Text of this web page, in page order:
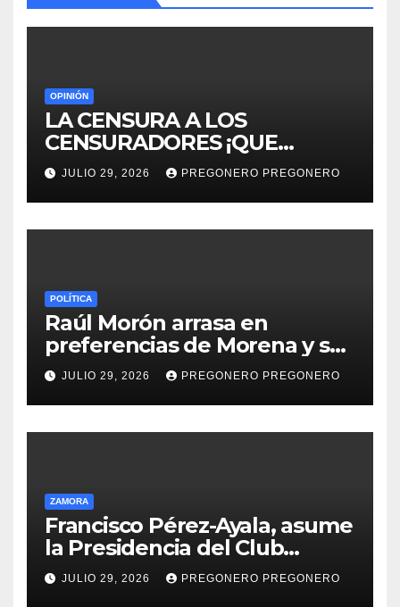
OPINIÓN
LA CENSURA A LOS
CENSURADORES ¡QUE
HORROR!
JULIO 29, 2026 PREGONERO PREGONERO
POLÍTICA
Raúl Morón arrasa en
preferencias de Morena y se
perfila hacia la gubernatura
de Michoacán en 2027
JULIO 29, 2026 PREGONERO PREGONERO
ZAMORA
Francisco Pérez-Ayala, asume
la Presidencia del Club
Rotario Zamora Industrial,
para el periodo 2026–2027
JULIO 29, 2026 PREGONERO PREGONERO